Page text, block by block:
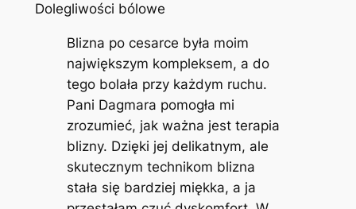
Dolegliwości bólowe
Blizna po cesarce była moim
największym kompleksem, a do
tego bolała przy każdym ruchu.
Pani Dagmara pomogła mi
zrozumieć, jak ważna jest terapia
blizny. Dzięki jej delikatnym, ale
skutecznym technikom blizna
stała się bardziej miękka, a ja